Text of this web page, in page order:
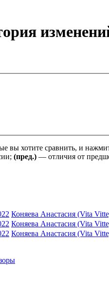
вы хотите сравнить, и
(пред.) — отличия от
Коняева Анастасия (Vita
Коняева Анастасия (Vita
Коняева Анастасия (Vita